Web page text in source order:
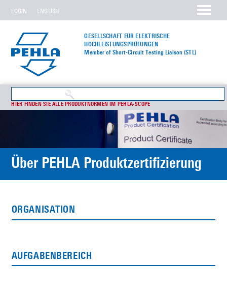
GESELLSCHAFT FÜR ELEKTRISCHE
HOCHLEISTUNGS­PRÜFUNGEN
Member of Short-Circuit Testing Liaison (STL)
LOGIN ENGLISH
HIER FINDEN SIE ALLE PRODUKTNORMEN IM PEHLA-SCOPE
Über PEHLA Produktzertifizierung
ORGANISATION
AUFGABENBEREICH